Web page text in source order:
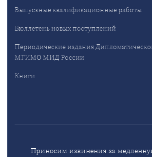
Выпускные квалификационные работы
Бюллетень новых поступлений
Периодические издания
МГИМО МИД России
Книги
Приносим извинения за